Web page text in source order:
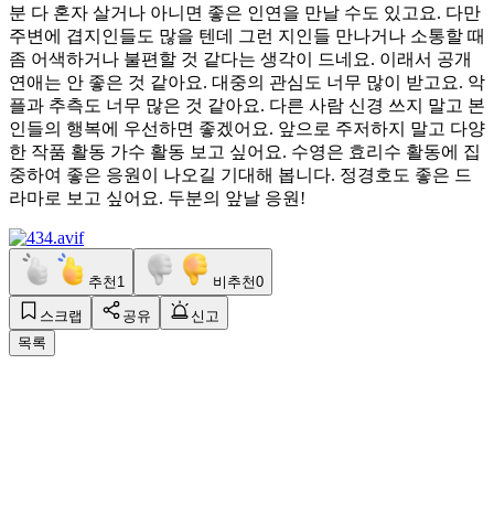
분 다 혼자 살거나 아니면 좋은 인연을 만날 수도 있고요. 다만
주변에 겹지인들도 많을 텐데 그런 지인들 만나거나 소통할 때
좀 어색하거나 불편할 것 같다는 생각이 드네요. 이래서 공개
연애는 안 좋은 것 같아요. 대중의 관심도 너무 많이 받고요. 악
플과 추측도 너무 많은 것 같아요. 다른 사람 신경 쓰지 말고 본
인들의 행복에 우선하면 좋겠어요. 앞으로 주저하지 말고 다양
한 작품 활동 가수 활동 보고 싶어요. 수영은 효리수 활동에 집
중하여 좋은 응원이 나오길 기대해 봅니다. 정경호도 좋은 드
라마로 보고 싶어요. 두분의 앞날 응원!
추천 1 비추천0
스크랩 공유
신고
목록